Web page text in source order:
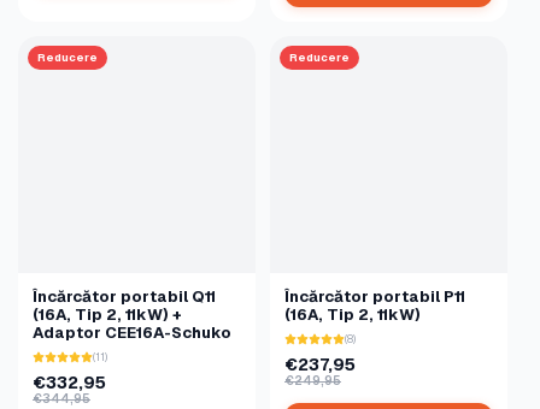
Reducere
Încărcător portabil Q11
(16A, Tip 2, 11kW) +
Adaptor CEE16A-Schuko
(11)
€332,95
€344,95
Reducere
Încărcător portabil P11
(16A, Tip 2, 11kW)
(8)
€237,95
€249,95